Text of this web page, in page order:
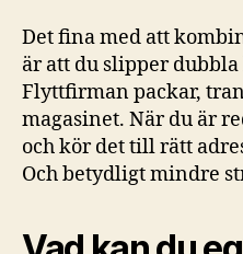
Det fina med att
är att du slipper
Flyttfirman packar,
magasinet. När du är
och kör det till rätt
Och betydligt mindre